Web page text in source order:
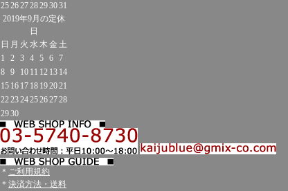
25262728293031
2019年9月の定休
日
日 月 火 水 木 金 土
1
2 3 4 5 6 7
8 9 10 11 12 13 14
15 16 17 18 192021
22232425262728
2930
＊ ご利用規約
＊ 決済方法・送料